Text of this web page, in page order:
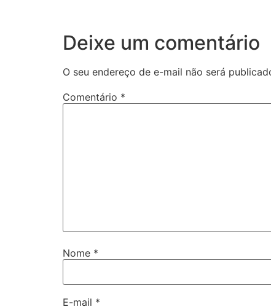
Deixe um comentário
O seu endereço de e-mail não será
Comentário *
Nome *
E-mail *